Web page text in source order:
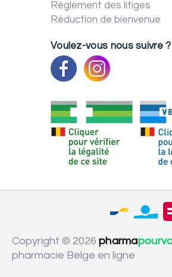
Règlement des litiges
Réduction de bienvenue
Voulez-vous nous suivre ?
Copyright © 2026 pharma
pharmacie Belge en ligne